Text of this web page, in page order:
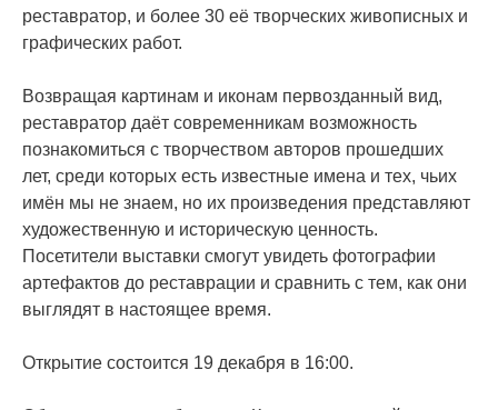
реставратор, и более 30 её творческих живописных и
графических работ.
Возвращая картинам и иконам первозданный вид,
реставратор даёт современникам возможность
познакомиться с творчеством авторов прошедших
лет, среди которых есть известные имена и тех, чьих
имён мы не знаем, но их произведения представляют
художественную и историческую ценность.
Посетители выставки смогут увидеть фотографии
артефактов до реставрации и сравнить с тем, как они
выглядят в настоящее время.
Открытие состоится 19 декабря в 16:00.